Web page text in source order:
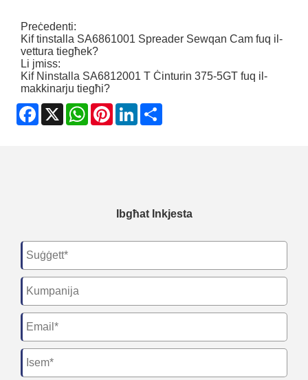
Preċedenti:
Kif tinstalla SA6861001 Spreader Sewqan Cam fuq il-
vettura tiegħek?
Li jmiss:
Kif Ninstalla SA6812001 T Ċinturin 375-5GT fuq il-
makkinarju tiegħi?
Facebook
X WhatsApp
PinterestLinkedIn
Ibgħat Inkjesta